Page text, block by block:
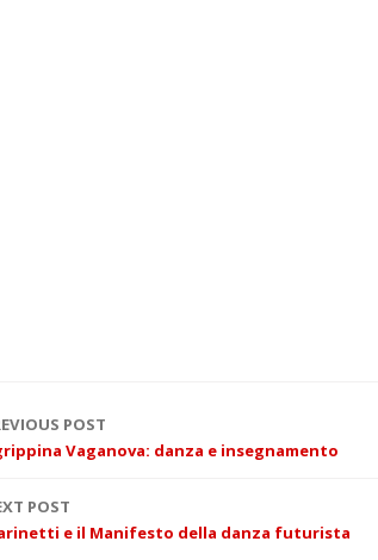
POST
Vaganova: danza e insegnamento
POST
e il Manifesto della danza futurista